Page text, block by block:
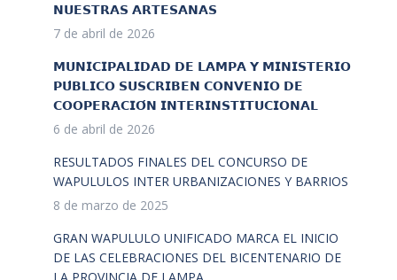
𝗡𝗨𝗘𝗦𝗧𝗥𝗔𝗦 𝗔𝗥𝗧𝗘𝗦𝗔𝗡𝗔𝗦
7 de abril de 2026
𝗠𝗨𝗡𝗜𝗖𝗜𝗣𝗔𝗟𝗜𝗗𝗔𝗗 𝗗𝗘 𝗟𝗔𝗠𝗣𝗔 𝗬 𝗠𝗜𝗡𝗜𝗦𝗧𝗘𝗥𝗜𝗢
𝗣𝗨́𝗕𝗟𝗜𝗖𝗢 𝗦𝗨𝗦𝗖𝗥𝗜𝗕𝗘𝗡 𝗖𝗢𝗡𝗩𝗘𝗡𝗜𝗢 𝗗𝗘
𝗖𝗢𝗢𝗣𝗘𝗥𝗔𝗖𝗜𝗢́𝗡 𝗜𝗡𝗧𝗘𝗥𝗜𝗡𝗦𝗧𝗜𝗧𝗨𝗖𝗜𝗢𝗡𝗔𝗟
6 de abril de 2026
RESULTADOS FINALES DEL CONCURSO DE
WAPULULOS INTER URBANIZACIONES Y BARRIOS
8 de marzo de 2025
GRAN WAPULULO UNIFICADO MARCA EL INICIO
DE LAS CELEBRACIONES DEL BICENTENARIO DE